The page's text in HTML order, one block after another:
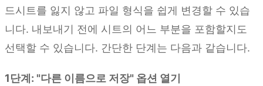
드시트를 잃지 않고 파일 형식을 쉽게 변경할 수 있습
니다. 내보내기 전에 시트의 어느 부분을 포함할지도
선택할 수 있습니다. 간단한 단계는 다음과 같습니다.
1단계: "다른 이름으로 저장" 옵션 열기